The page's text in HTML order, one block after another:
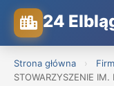
24
Strona główna ›
STOWARZYSZENIE